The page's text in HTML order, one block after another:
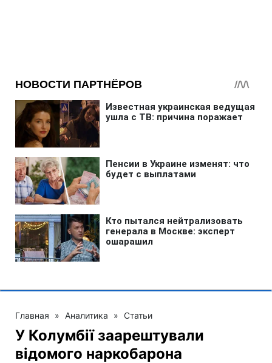
Главная » Аналитика » Статьи
У Колумбії заарештували
відомого наркобарона